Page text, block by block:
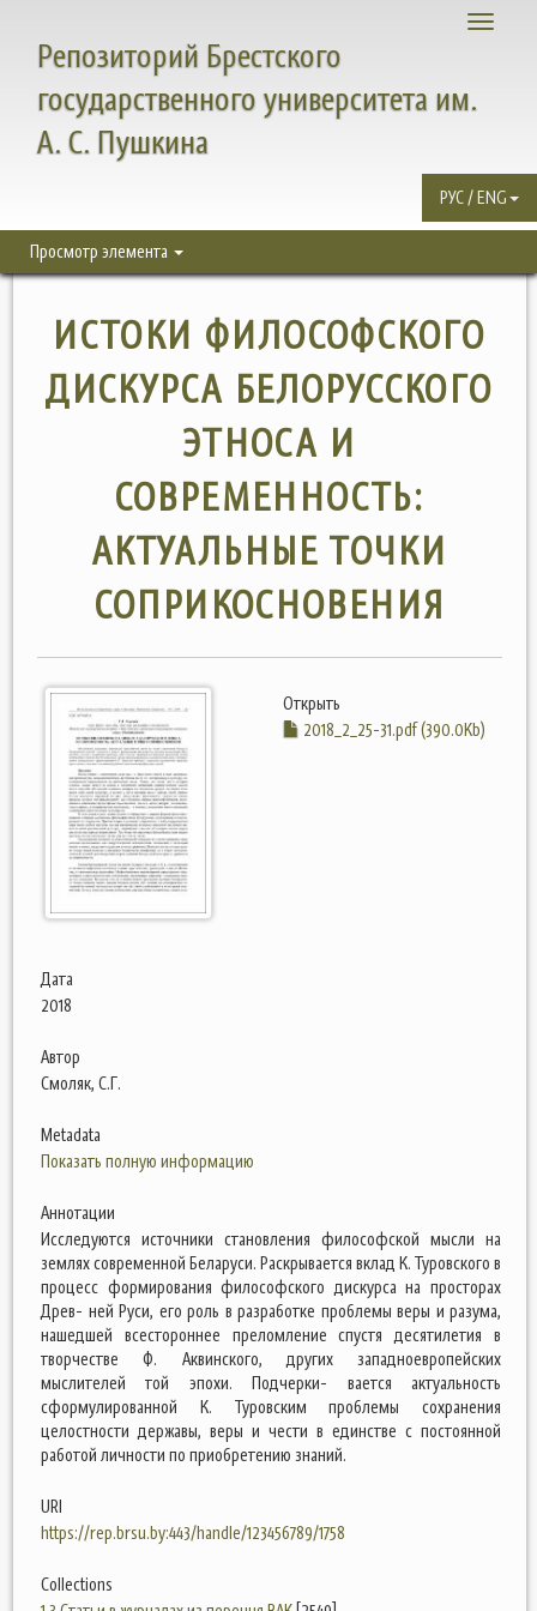
Toggle
Репозиторий Брестского
государственного университета им.
А. С. Пушкина
РУС / ENG
Просмотр элемента
ИСТОКИ ФИЛОСОФСКОГО
ДИСКУРСА БЕЛОРУССКОГО
ЭТНОСА И
СОВРЕМЕННОСТЬ:
АКТУАЛЬНЫЕ ТОЧКИ
СОПРИКОСНОВЕНИЯ
Открыть
2018_2_25-31.pdf (390.0Kb)
Дата
2018
Автор
Смоляк, С.Г.
Metadata
Показать полную информацию
Аннотации
Исследуются источники становления философской мысли на
землях современной Беларуси. Раскрывается вклад К. Туровского в
процесс формирования философского дискурса на просторах
Древ- ней Руси, его роль в разработке проблемы веры и разума,
нашедшей всестороннее преломление спустя десятилетия в
творчестве Ф. Аквинского, других западноевропейских
мыслителей той эпохи. Подчерки- вается актуальность
сформулированной К. Туровским проблемы сохранения
целостности державы, веры и чести в единстве с постоянной
работой личности по приобретению знаний.
URI
https://rep.brsu.by:443/handle/123456789/1758
Collections